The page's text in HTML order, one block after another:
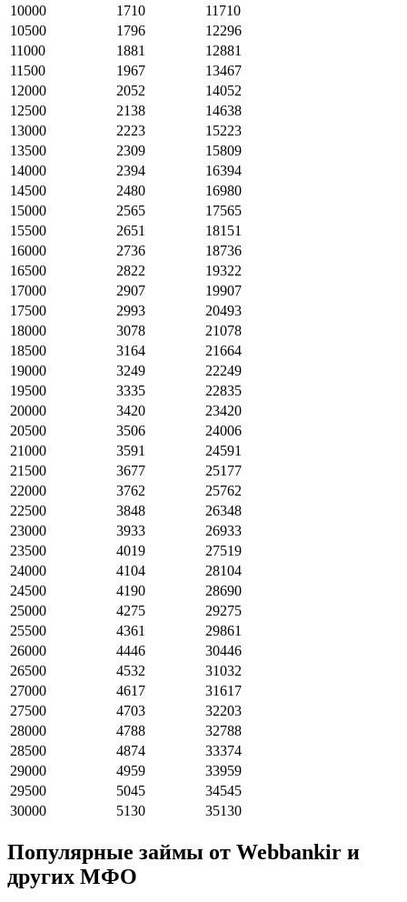
10000
1710
11710
10500
1796
12296
11000
1881
12881
11500
1967
13467
12000
2052
14052
12500
2138
14638
13000
2223
15223
13500
2309
15809
14000
2394
16394
14500
2480
16980
15000
2565
17565
15500
2651
18151
16000
2736
18736
16500
2822
19322
17000
2907
19907
17500
2993
20493
18000
3078
21078
18500
3164
21664
19000
3249
22249
19500
3335
22835
20000
3420
23420
20500
3506
24006
21000
3591
24591
21500
3677
25177
22000
3762
25762
22500
3848
26348
23000
3933
26933
23500
4019
27519
24000
4104
28104
24500
4190
28690
25000
4275
29275
25500
4361
29861
26000
4446
30446
26500
4532
31032
27000
4617
31617
27500
4703
32203
28000
4788
32788
28500
4874
33374
29000
4959
33959
29500
5045
34545
30000
5130 35130
Популярные займы от Webbankir и
других МФО